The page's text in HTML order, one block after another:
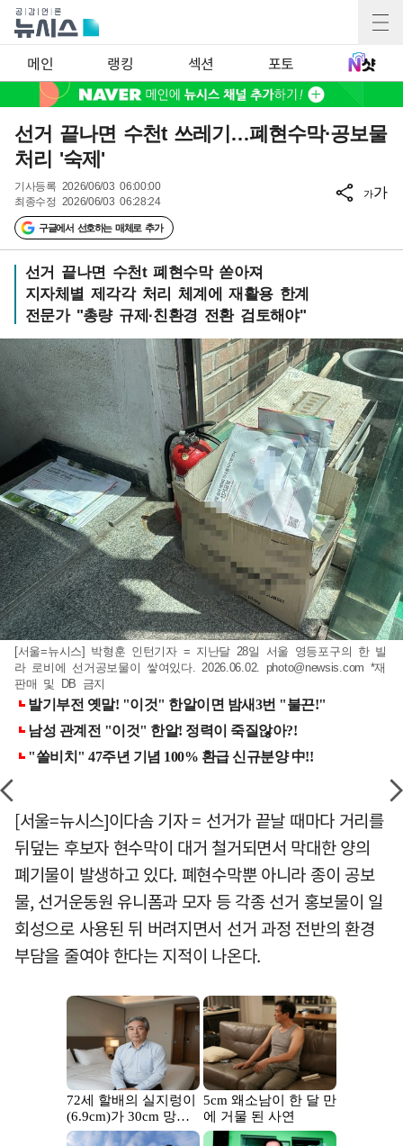
메인 랭킹 섹션 포토
선거 끝나면 수천t 쓰레기…폐현수막·공보물
처리 '숙제'
기사등록 2026/06/03 06:00:00
최종수정 2026/06/03 06:28:24
구글에서 선호하는 매체로 추가
가가
선거 끝나면 수천t 폐현수막 쏟아져
지자체별 제각각 처리 체계에 재활용 한계
전문가 "총량 규제·친환경 전환 검토해야"
[서울=뉴시스] 박형훈 인턴기자 = 지난달 28일 서울 영등포구의 한 빌
라 로비에 선거공보물이 쌓여있다. 2026.06.02. photo@newsis.com *재
판매 및 DB 금지
[서울=뉴시스]이다솜 기자 = 선거가 끝날 때마다 거리를
뒤덮는 후보자 현수막이 대거 철거되면서 막대한 양의
폐기물이 발생하고 있다. 폐현수막뿐 아니라 종이 공보
물, 선거운동원 유니폼과 모자 등 각종 선거 홍보물이 일
회성으로 사용된 뒤 버려지면서 선거 과정 전반의 환경
부담을 줄여야 한다는 지적이 나온다.